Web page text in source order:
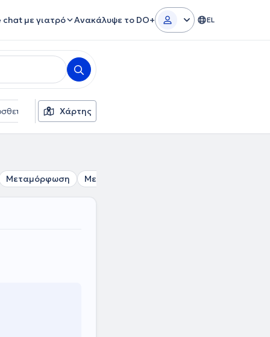
chat με γιατρό Ανακάλυψε το DO+ EL
φίλτρα Γλώσσες
Χάρτης
Μεταμόρφωση Μελίσσια